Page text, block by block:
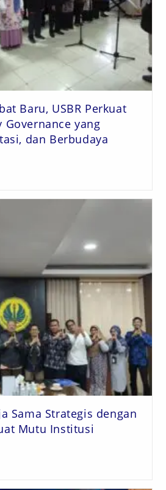
Baru, USBR Perkuat
Governance yang
dan Berbudaya
Sama Strategis dengan
Mutu Institusi